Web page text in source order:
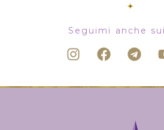
Seguimi anche